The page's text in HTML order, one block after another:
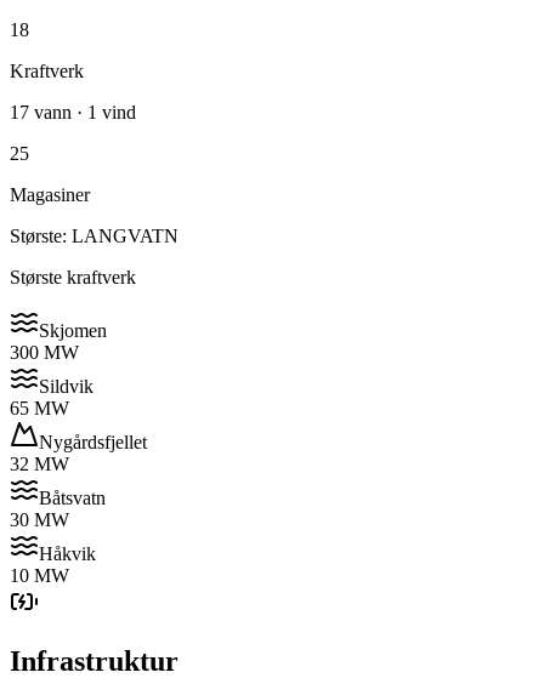
18
Kraftverk
17 vann · 1 vind
25
Magasiner
Største: LANGVATN
Største kraftverk
Skjomen
300 MW
Sildvik
65 MW
Nygårdsfjellet
32 MW
Båtsvatn
30 MW
Håkvik
10 MW
Infrastruktur